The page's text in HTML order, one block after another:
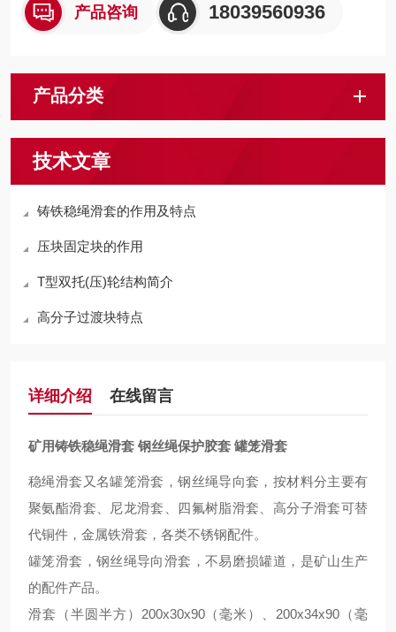
产品咨询 18039560936
产品分类
技术文章
铸铁稳绳滑套的作用及特点
压块固定块的作用
T型双托(压)轮结构简介
高分子过渡块特点
详细介绍 在线留言
矿用铸铁稳绳滑套 钢丝绳保护胶套 罐笼滑套
稳绳滑套又名罐笼滑套，钢丝绳导向套， 按材料分主要有
聚氨酯滑套、尼龙滑套、四氟树脂滑套、高分子滑套可替
代铜件， 金属铁滑套，各类不锈钢配件。
罐笼滑套，钢丝绳导向滑套，不易磨损罐道，是矿山生产
的配件产品。
滑套（半圆半方） 200x30x90（毫米）、 200x34x90 （毫